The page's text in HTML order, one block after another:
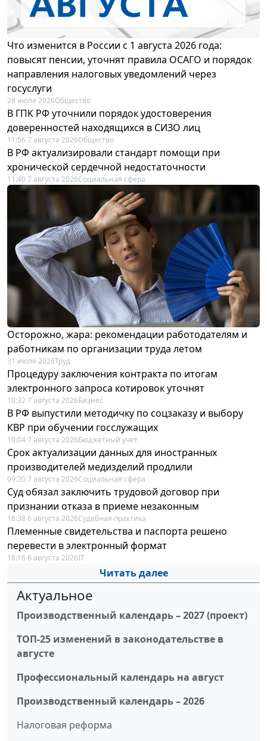
Что изменится в России с 1 августа 2026 года:
повысят пенсии, уточнят правила ОСАГО и порядок
направления налоговых уведомлений через
госуслуги
28 июля 2026Общество
В ГПК РФ уточнили порядок удостоверения
доверенностей находящихся в СИЗО лиц
11:56 7 августа 2026Общество
В РФ актуализировали стандарт помощи при
хронической сердечной недостаточности
11:40 7 августа 2026Социальная сфера
Осторожно, жара: рекомендации работодателям и
работникам по организации труда летом
31 июля 2026Труд
Процедуру заключения контракта по итогам
электронного запроса котировок уточнят
10:32 7 августа 2026Бизнес
В РФ выпустили методичку по соцзаказу и выбору
КВР при обучении госслужащих
10:04 7 августа 2026Бюджетный учет
Срок актуализации данных для иностранных
производителей медизделий продлили
09:30 7 августа 2026Социальная сфера
Суд обязал заключить трудовой договор при
признании отказа в приеме незаконным
18:38 6 августа 2026Судебная практика
Племенные свидетельства и паспорта решено
перевести в электронный формат
18:16 6 августа 2026IT
Читать далее
Актуальное
Производственный календарь – 2027 (проект)
ТОП-25 изменений в законодательстве в
августе
Профессиональный календарь на август
Производственный календарь – 2026
Налоговая реформа